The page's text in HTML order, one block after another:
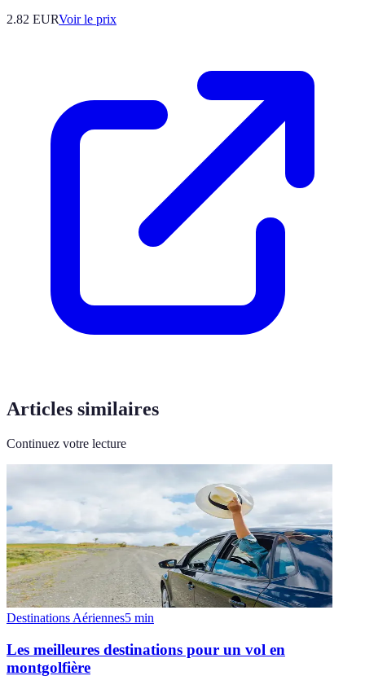
2.82 EURVoir le prix
Articles similaires
Continuez votre lecture
Destinations Aériennes5 min
Les meilleures destinations pour un vol en
montgolfière